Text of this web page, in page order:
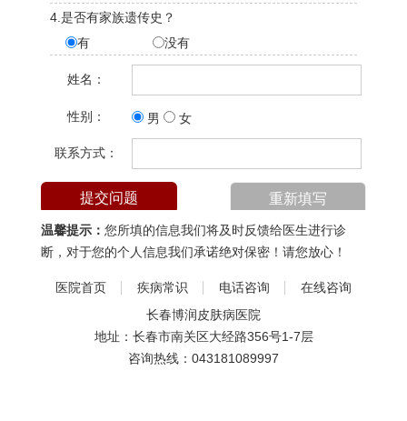
4.是否有家族遗传史？
有
没有
姓名：
性别： 男 女
联系方式：
温馨提示： 您所填的信息我们将及时反馈给医生进行诊
断，对于您的个人信息我们承诺绝对保密！请您放心！
医院首页 疾病常识 电话咨询
在线咨询
长春博润皮肤病医院
地址：长春市南关区大经路356号1-7层
咨询热线： 043181089997